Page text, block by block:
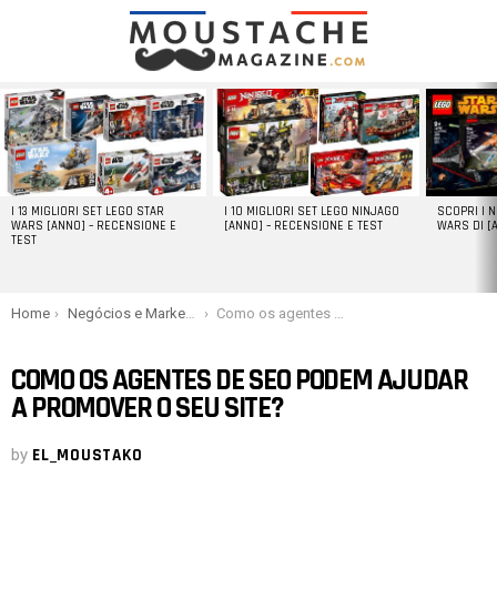
LATEST
STORIES
I 13 MIGLIORI SET LEGO STAR
WARS [ANNO] – RECENSIONE E
TEST
I 10 MIGLIORI SET LEGO NINJAGO
[ANNO] – RECENSIONE E TEST
SCOPRI I
WARS DI
You are here:
Home Negócios e Marketing Como os agentes de SEO podem ajudar a promover o seu site?
COMO OS AGENTES DE SEO PODEM AJUDAR
A PROMOVER O SEU SITE?
by EL_MOUSTAKO